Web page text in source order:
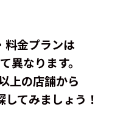
料金プランは
異なります。
上の店舗から
てみましょう！